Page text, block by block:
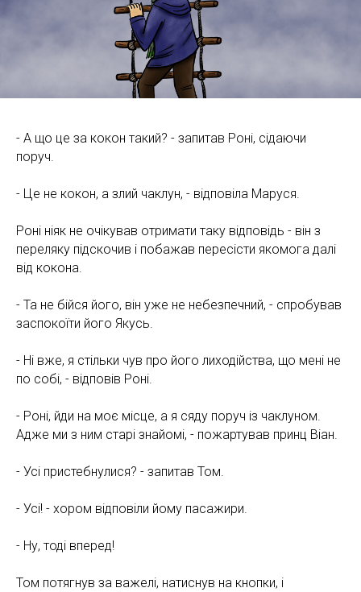
- А що це за кокон такий? - запитав Роні, сідаючи
поруч.
- Це не кокон, а злий чаклун, - відповіла Маруся.
Роні ніяк не очікував отримати таку відповідь - він з
переляку підскочив і побажав пересісти якомога далі
від кокона.
- Та не бійся його, він уже не небезпечний, - спробував
заспокоїти його Якусь.
- Ні вже, я стільки чув про його лиходійства, що мені не
по собі, - відповів Роні.
- Роні, йди на моє місце, а я сяду поруч із чаклуном.
Адже ми з ним старі знайомі, - пожартував принц Віан.
- Усі пристебнулися? - запитав Том.
- Усі! - хором відповіли йому пасажири.
- Ну, тоді вперед!
Том потягнув за важелі, натиснув на кнопки, і